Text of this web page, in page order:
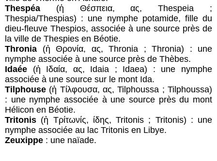
Thespéa (ἡ Θέσπεια, ας, Thespeia ;
Thespia/Thespias) : une nymphe potamide, fille du
dieu-fleuve Thespios, associée à une source près de
la ville de Thespies en Béotie.
Thronia (ἡ Θρονία, ας, Thronia ; Thronia) : une
nymphe associée à une source près de Thèbes.
Idaée (ἡ Ιδαία, ας, Idaia ; Idaea) : une nymphe
associée à une source sur le mont Ida.
Tilphouse (ἡ Τίλφουσα, ας, Tilphoussa ; Tilphoussa)
: une nymphe associée à une source près du mont
Hélicon en Béotie.
Tritonis (ἡ Τρίτωνίς, ίδης, Tritonis ; Tritonis) : une
nymphe associée au lac Tritonis en Libye.
Zeuxippe : une naïade.